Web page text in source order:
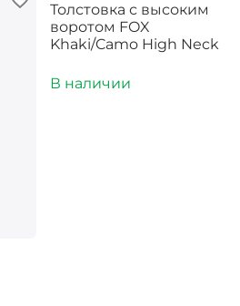
Толстовка с высоким
воротом FOX
Khaki/Camo High Neck
В наличии